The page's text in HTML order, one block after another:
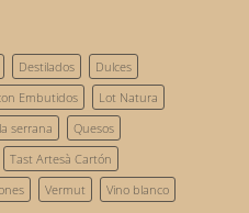
Destilados
Dulces
Embutidos
Lot Natura
serrana
Quesos
Tast Artesà Cartón
Vermut
Vino blanco